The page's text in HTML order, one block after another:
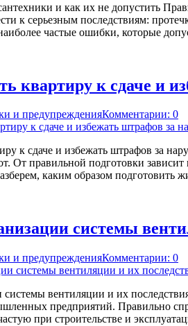
и как их не допустить
к серьезным последствиям:
частые ошибки, которые
квартиру к сдаче и
и предупрежденияКомментарии: 0
к сдаче и избежать штрафов за
От правильной подготовки
каким образом подготовить
системы
и предупрежденияКомментарии: 0
вентиляции и их
предприятий. Правильно
при строительстве и